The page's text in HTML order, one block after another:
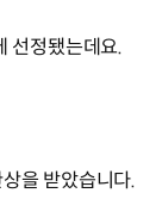
선정됐는데요.
을 받았습니다.